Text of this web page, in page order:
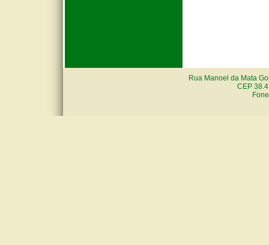
Rua Manoel da Mata
CEP